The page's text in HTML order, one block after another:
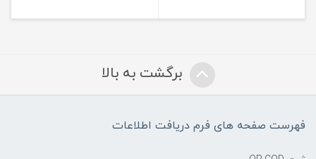
برگشت به بالا
فهرست صفحه های فرم دریافت اطلاعات